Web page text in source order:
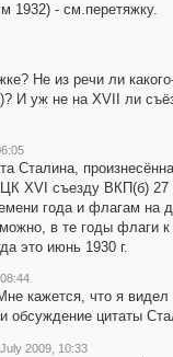
1932) - см.перетяжку.
Не из речи ли
И уж не на XVII ли
Сталина,
ЦК XVI съезду ВКП(б)
года и флагам на
в те годы флаги
это июнь 1930 г.
кажется, что я видел
обсуждение цитаты
2009, 10:33